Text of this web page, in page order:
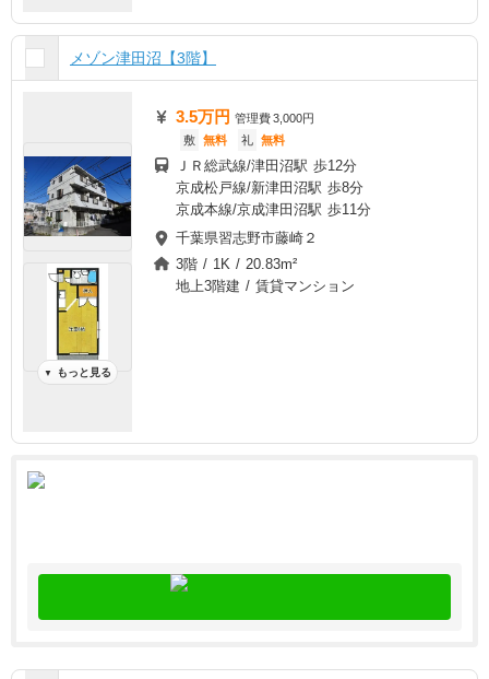
メゾン津田沼【3階】
▼ もっと見る
3.5万円 管理費3,000円
敷 無料 礼 無料
ＪＲ総武線/津田沼駅 歩12分
京成松戸線/新津田沼駅 歩8分
京成本線/京成津田沼駅 歩11分
千葉県習志野市藤崎２
3階 / 1K / 20.83m²
地上3階建 / 賃貸マンション